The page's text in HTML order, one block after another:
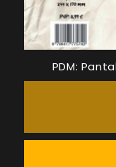
PDM: